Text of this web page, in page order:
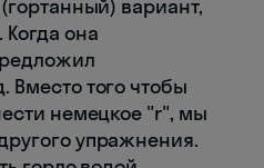
вариант,
она
Вместо того чтобы
немецкое "r", мы
упражнения.